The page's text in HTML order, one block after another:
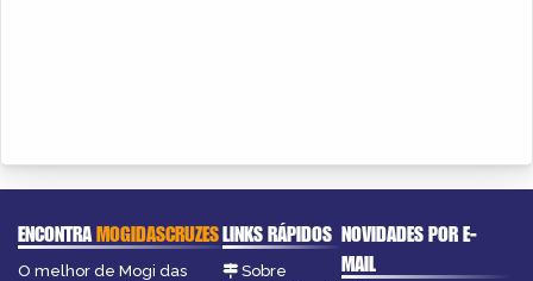
ENCONTRAMOGIDASCRUZES
O melhor de Mogi das
LINKS RÁPIDOS
Sobre
NOVIDADES POR E-
MAIL